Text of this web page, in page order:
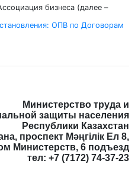
бизнеса (далее –
ОПВ по Договорам
Министерство труда и
защиты населения
Республики Казахстан
проспект Мәңгілік Ел 8,
Министерств, 6 подъезд
тел: +7 (7172) 74-37-23